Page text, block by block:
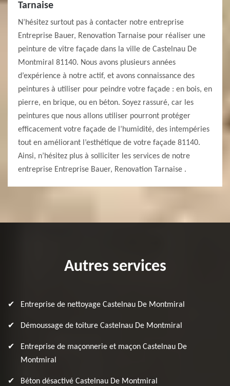
Tarnaise
N’hésitez surtout pas à contacter notre entreprise
Entreprise Bauer, Renovation Tarnaise pour réaliser une
peinture de vitre façade dans la ville de Castelnau De
Montmiral 81140. Nous avons plusieurs années
d’expérience à notre actif, et avons connaissance des
peintures à utiliser pour peindre votre façade : en bois, en
pierre, en brique, ou en béton. Soyez rassuré, car les
peintures que nous allons utiliser pourront protéger
efficacement votre façade de l’humidité, des intempéries
tout en améliorant l’esthétique de votre façade 81140.
Ainsi, n’hésitez plus à solliciter les services de notre
entreprise Entreprise Bauer, Renovation Tarnaise .
Autres services
Entreprise de nettoyage Castelnau De Montmiral
Démoussage de toiture Castelnau De Montmiral
Entreprise de maçonnerie et maçon Castelnau De
Montmiral
Béton désactivé Castelnau De Montmiral